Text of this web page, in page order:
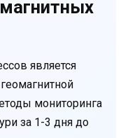
является
мониторинга
за 1-3 дня до